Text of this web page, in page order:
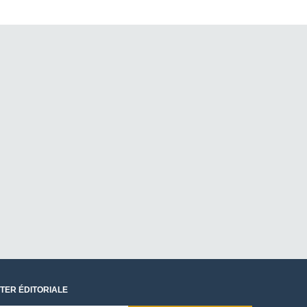
ÉDITORIALE